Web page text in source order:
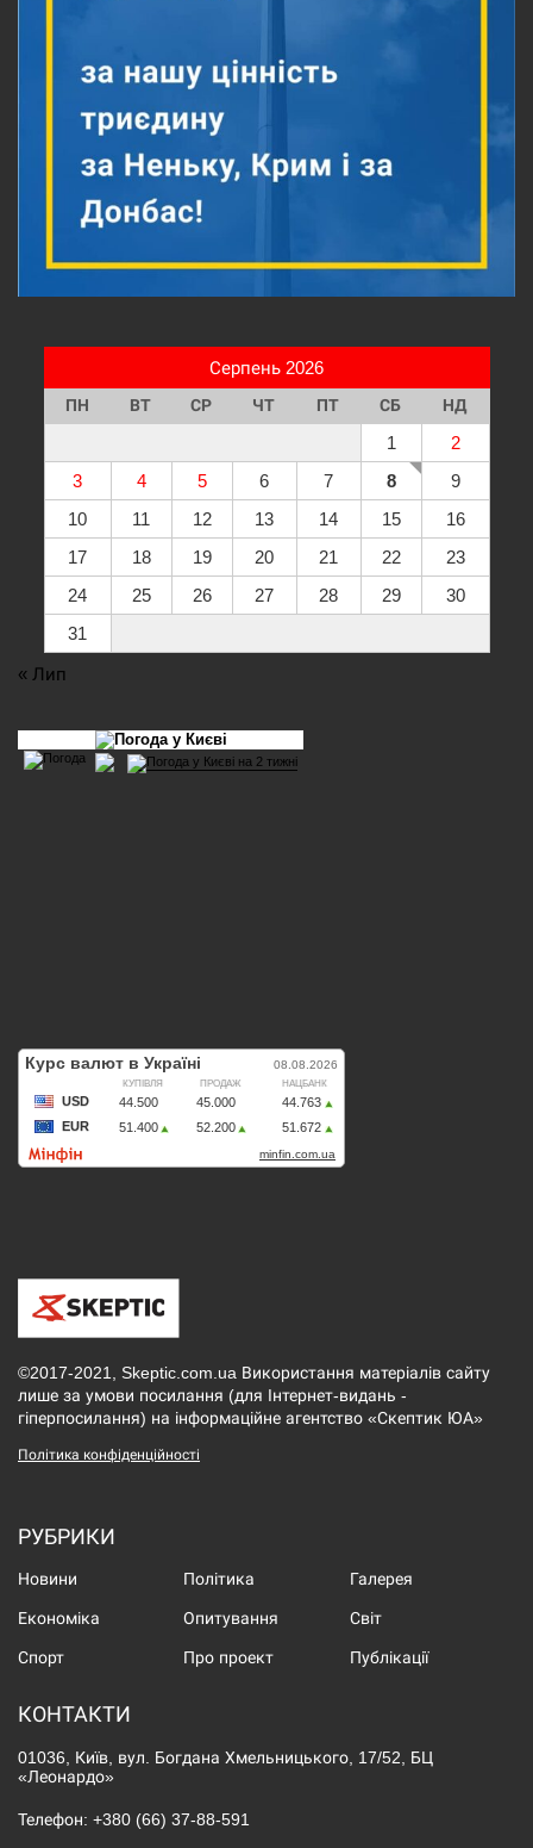
Серпень 2026
ПН ВТ СР ЧТ ПТ СБ НД
1
2
3
4 5 6 7 8
9
10
11 12 13 14 15
16
17
18 19 20 21 22
23
24
25 26 27 28 29
30
31
« Лип
©2017-2021, Skeptic.com.ua Використання матеріалів сайту
лише за умови посилання (для Інтернет-видань -
гіперпосилання) на інформаційне агентство «Скептик ЮА»
Політика конфіденційності
РУБРИКИ
Новини Політика Галерея
Економіка Опитування Світ
Спорт Про проект Публікації
КОНТАКТИ
01036, Київ, вул. Богдана Хмельницького, 17/52, БЦ
«Леонардо»
Телефон: +380 (66) 37-88-591